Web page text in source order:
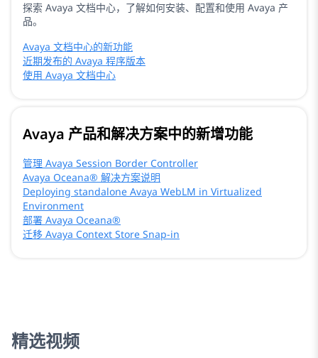
探索 Avaya 文档中心，了解如何安装、配置和使用 Avaya 产
品。
Avaya 文档中心的新功能
近期发布的 Avaya 程序版本
使用 Avaya 文档中心
Avaya 产品和解决方案中的新增功能
管理 Avaya Session Border Controller
Avaya Oceana® 解决方案说明
Deploying standalone Avaya WebLM in Virtualized
Environment
部署 Avaya Oceana®
迁移 Avaya Context Store Snap-in
精选视频